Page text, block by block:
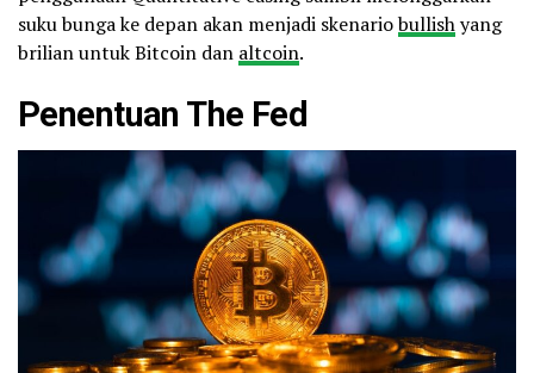
suku bunga ke depan akan menjadi skenariobullishyang
brilian untuk Bitcoin dan altcoin.
Penentuan The Fed